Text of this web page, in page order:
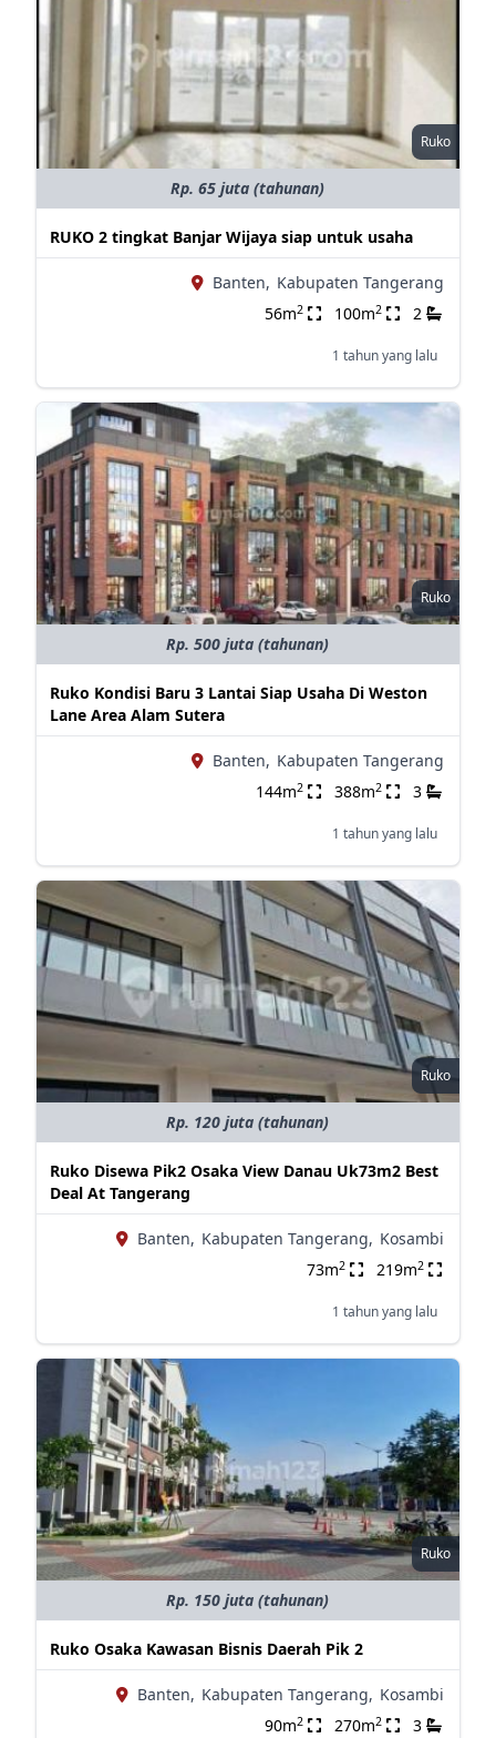
Ruko
Rp. 65 juta (tahunan)
RUKO 2 tingkat Banjar Wijaya siap untuk usaha
Banten, Kabupaten Tangerang
56m2 100m2 2
1 tahun yang lalu
Ruko
Rp. 500 juta (tahunan)
Ruko Kondisi Baru 3 Lantai Siap Usaha Di Weston
Lane Area Alam Sutera
Banten, Kabupaten Tangerang
144m2 388m2 3
1 tahun yang lalu
Ruko
Rp. 120 juta (tahunan)
Ruko Disewa Pik2 Osaka View Danau Uk73m2 Best
Deal At Tangerang
Banten, Kabupaten Tangerang, Kosambi
73m2 219m2
1 tahun yang lalu
Ruko
Rp. 150 juta (tahunan)
Ruko Osaka Kawasan Bisnis Daerah Pik 2
Banten, Kabupaten Tangerang, Kosambi
90m2 270m2 3